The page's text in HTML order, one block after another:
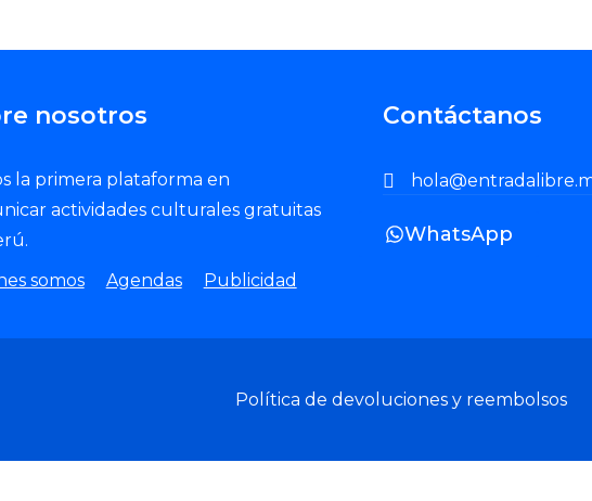
nosotros
la primera plataforma en
actividades culturales gratuitas
somos
Agendas Publicidad
Contáctanos
WhatsApp
Política de devoluciones y reembolsos